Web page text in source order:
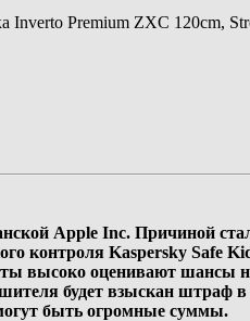
Premium ZXC 120cm,
Apple Inc. Причиной
контроля Kaspersky Safe
высоко оценивают шансы
будет взыскан штраф в
быть огромные суммы.